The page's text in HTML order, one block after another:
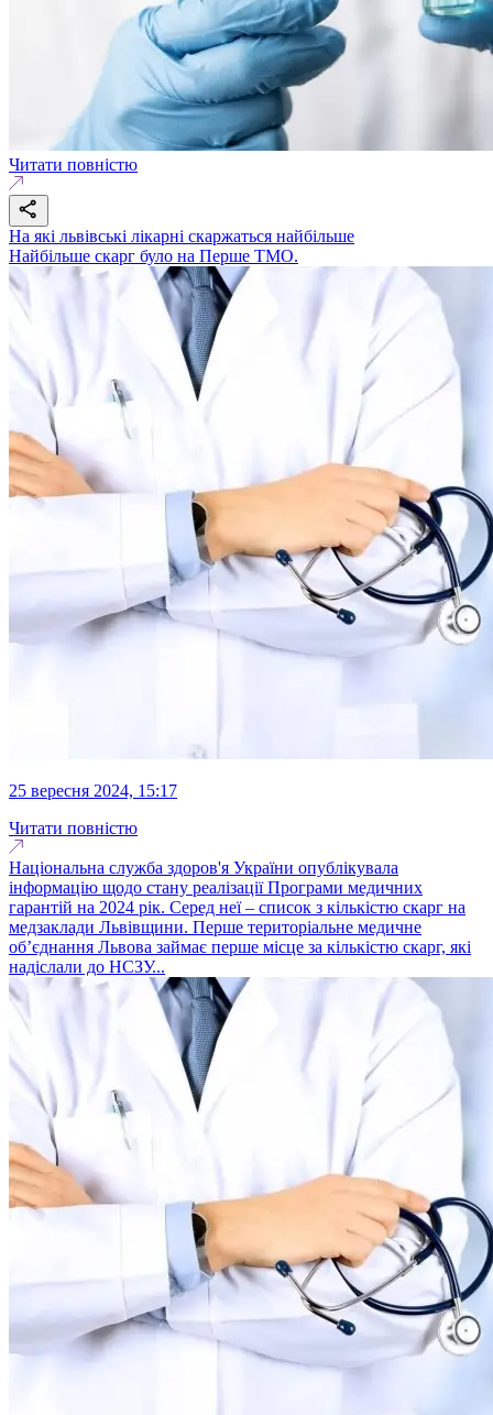
Читати повністю
На які львівські лікарні скаржаться найбільше
Найбільше скарг було на Перше ТМО.
25 вересня 2024, 15:17
Читати повністю
Національна служба здоров'я України опублікувала
інформацію щодо стану реалізації Програми медичних
гарантій на 2024 рік. Серед неї – список з кількістю скарг на
медзаклади Львівщини. Перше територіальне медичне
об’єднання Львова займає перше місце за кількістю скарг, які
надіслали до НСЗУ...